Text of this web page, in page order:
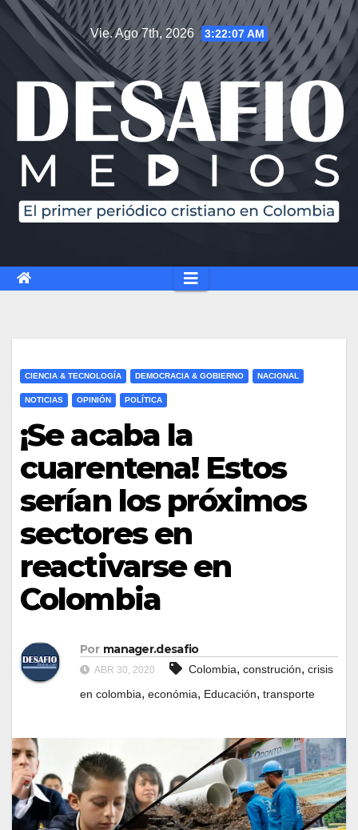
Saltar
contenido
Vie. Ago 7th, 2026 3:22:07 AM
CIENCIA & TECNOLOGÍA DEMOCRACIA & GOBIERNO NACIONAL
NOTICIAS OPINIÓN POLÍTICA
¡Se acaba la
cuarentena! Estos
serían los próximos
sectores en
reactivarse en
Colombia
Por manager.desafio
ABR 30, 2020 Colombia, construción, crisis
en colombia, económia, Educación, transporte